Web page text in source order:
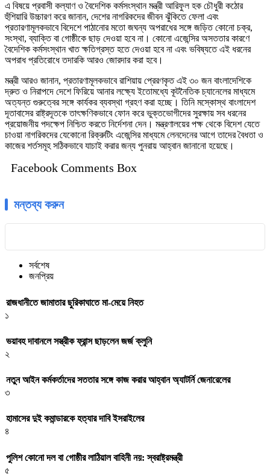
এ বিষয়ে প্রবাসী কল্যাণ ও বৈদেশিক কর্মসংস্থান মন্ত্রী আরিফুল হক চৌধুরী কঠোর
হুঁশিয়ারি উচ্চারণ করে জানান, দেশের নাগরিকদের জীবন ঝুঁকিতে ফেলা এবং
প্রতারণামূলকভাবে বিদেশে পাঠানোর মতো জঘন্য অপরাধের সঙ্গে জড়িত কোনো চক্র,
সংস্থা, ব্যাক্তি বা গোষ্ঠীকে ছাড় দেওয়া হবে না। কোনো এজেন্সির অসততার কারণে
বৈদেশিক কর্মসংস্থান খাত ক্ষতিগ্রস্ত হতে দেওয়া হবে না এবং ভবিষ্যতে এই ধরনের
অপরাধ প্রতিরোধে তদারকি আরও জোরদার করা হবে।
মন্ত্রী আরও জানান, প্রতারণামূলকভাবে রাশিয়ায় প্রেরণকৃত এই ৩০ জন বাংলাদেশিকে
দ্রুত ও নিরাপদে দেশে ফিরিয়ে আনার লক্ষ্যে ইতোমধ্যে কূটনৈতিক চ্যানেলের মাধ্যমে
অত্যন্ত গুরুত্বের সঙ্গে কার্যকর ব্যবস্থা গ্রহণ করা হচ্ছে। তিনি মস্কোস্থ বাংলাদেশ
দূতাবাসের রাষ্ট্রদূতকে তাৎক্ষণিকভাবে ফোন করে ভুক্তভোগীদের সুরক্ষায় সব ধরনের
প্রয়োজনীয় পদক্ষেপ নিশ্চিত করতে নির্দেশনা দেন। মন্ত্রণালয়ের পক্ষ থেকে বিদেশ যেতে
চাওয়া নাগরিকদের যেকোনো রিক্রুটিং এজেন্সির মাধ্যমে লেনদেনের আগে তাদের বৈধতা ও
কাজের শর্তসমূহ সঠিকভাবে যাচাই করার জন্য পুনরায় আহ্বান জানানো হয়েছে।
Facebook Comments Box
মন্তব্য করুন
সর্বশেষ
জনপ্রিয়
রাজধানীতে জামাতার ছুরিকাঘাতে মা-মেয়ে নিহত
১
ভয়াবহ দাবানলে সস্ত্রীক ফ্রান্স ছাড়লেন জর্জ ক্লুনি
২
নতুন আইন কর্মকর্তাদের সততার সঙ্গে কাজ করার আহ্বান অ্যাটর্নি জেনারেলের
৩
হামাসের দুই কমান্ডারকে হত্যার দাবি ইসরাইলের
৪
পুলিশ কোনো দল বা গোষ্ঠীর লাঠিয়াল বাহিনী নয়: স্বরাষ্ট্রমন্ত্রী
৫